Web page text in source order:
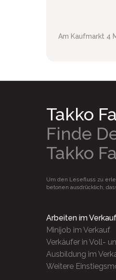
Am Kaufmarkt 4
Takko
Finde
Takko
Um den Lesefluss zu
betonen ausdrücklich,
Arbeiten im
Minijob im Verkauf
Verkäufer in Voll-
Ausbildung im
Weitere